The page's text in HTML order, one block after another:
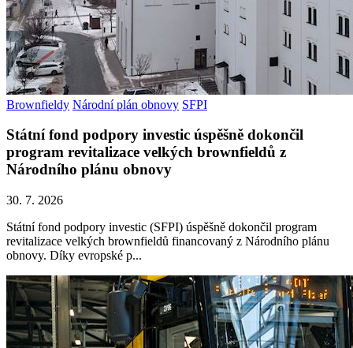
Brownfieldy Národní plán obnovy SFPI
Státní fond podpory investic úspěšně dokončil
program revitalizace velkých brownfieldů z
Národního plánu obnovy
30. 7. 2026
Státní fond podpory investic (SFPI) úspěšně dokončil program
revitalizace velkých brownfieldů financovaný z Národního plánu
obnovy. Díky evropské p...